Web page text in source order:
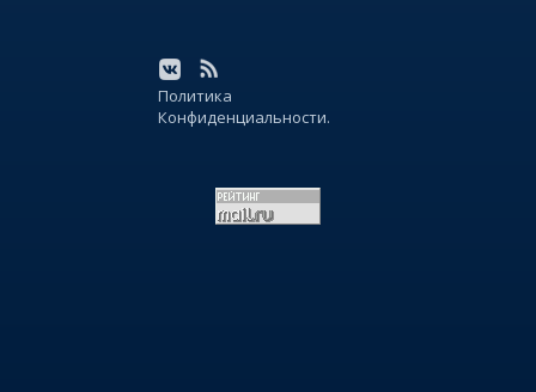
Политика
Конфиденциальности.